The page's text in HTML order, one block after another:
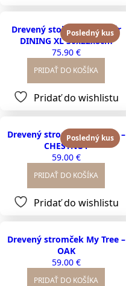
Posledný kus
Drevený stolový organizér
DINING XL 30x22x8cm
75.90 €
PRIDAŤ DO KOŠÍKA
Pridať do wishlistu
Posledný kus
Drevený stromček My Tree –
CHESTNUT
59.00 €
PRIDAŤ DO KOŠÍKA
Pridať do wishlistu
Drevený stromček My Tree –
OAK
59.00 €
PRIDAŤ DO KOŠÍKA